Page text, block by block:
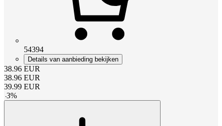
54394
Details van aanbieding bekijken
38.96 EUR
38.96 EUR
39.99 EUR
-3%